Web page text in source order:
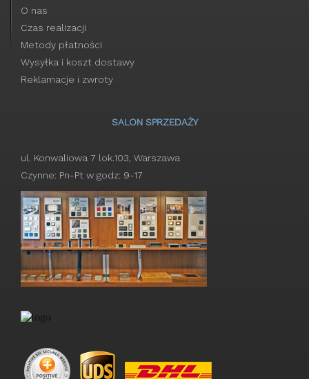
O nas
Czas realizacji
Metody płatności
Wysyłka i koszt dostawy
Reklamacje i zwroty
SALON SPRZEDAŻY
ul. Konwaliowa 7 lok.103, Warszawa
Czynne: Pn-Pt w godz: 9-17